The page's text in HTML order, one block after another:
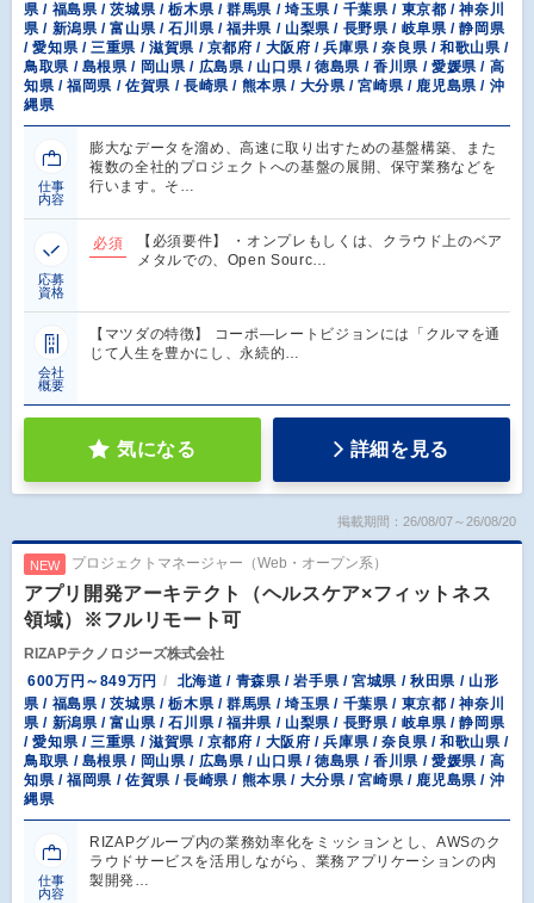
県 / 福島県 / 茨城県 / 栃木県 / 群馬県 / 埼玉県 / 千葉県 / 東京都 / 神奈川
県 / 新潟県 / 富山県 / 石川県 / 福井県 / 山梨県 / 長野県 / 岐阜県 / 静岡県
/ 愛知県 / 三重県 / 滋賀県 / 京都府 / 大阪府 / 兵庫県 / 奈良県 / 和歌山県 /
鳥取県 / 島根県 / 岡山県 / 広島県 / 山口県 / 徳島県 / 香川県 / 愛媛県 / 高
知県 / 福岡県 / 佐賀県 / 長崎県 / 熊本県 / 大分県 / 宮崎県 / 鹿児島県 / 沖
縄県
仕事
内容
膨大なデータを溜め、高速に取り出すための基盤構築、また
複数の全社的プロジェクトへの基盤の展開、保守業務などを
行います。そ…
応募
資格
必須
【必須要件】 ・オンプレもしくは、クラウド上のベア
メタルでの、Open Sourc…
会社
概要
【マツダの特徴】 コーポ―レートビジョンには「クルマを通
じて人生を豊かにし、永続的…
気になる 詳細を見る
掲載期間：26/08/07～26/08/20
NEW プロジェクトマネージャー（Web・オープン系）
アプリ開発アーキテクト（ヘルスケア×フィットネス
領域）※フルリモート可
RIZAPテクノロジーズ株式会社
600万円～849万円
北海道 / 青森県 / 岩手県 / 宮城県 / 秋田県 / 山形
県 / 福島県 / 茨城県 / 栃木県 / 群馬県 / 埼玉県 / 千葉県 / 東京都 / 神奈川
県 / 新潟県 / 富山県 / 石川県 / 福井県 / 山梨県 / 長野県 / 岐阜県 / 静岡県
/ 愛知県 / 三重県 / 滋賀県 / 京都府 / 大阪府 / 兵庫県 / 奈良県 / 和歌山県 /
鳥取県 / 島根県 / 岡山県 / 広島県 / 山口県 / 徳島県 / 香川県 / 愛媛県 / 高
知県 / 福岡県 / 佐賀県 / 長崎県 / 熊本県 / 大分県 / 宮崎県 / 鹿児島県 / 沖
縄県
仕事
内容
RIZAPグループ内の業務効率化をミッションとし、AWSのク
ラウドサービスを活用しながら、業務アプリケーションの内
製開発…